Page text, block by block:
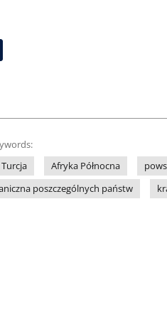
Turcja Afryka Północna
poszczególnych państw